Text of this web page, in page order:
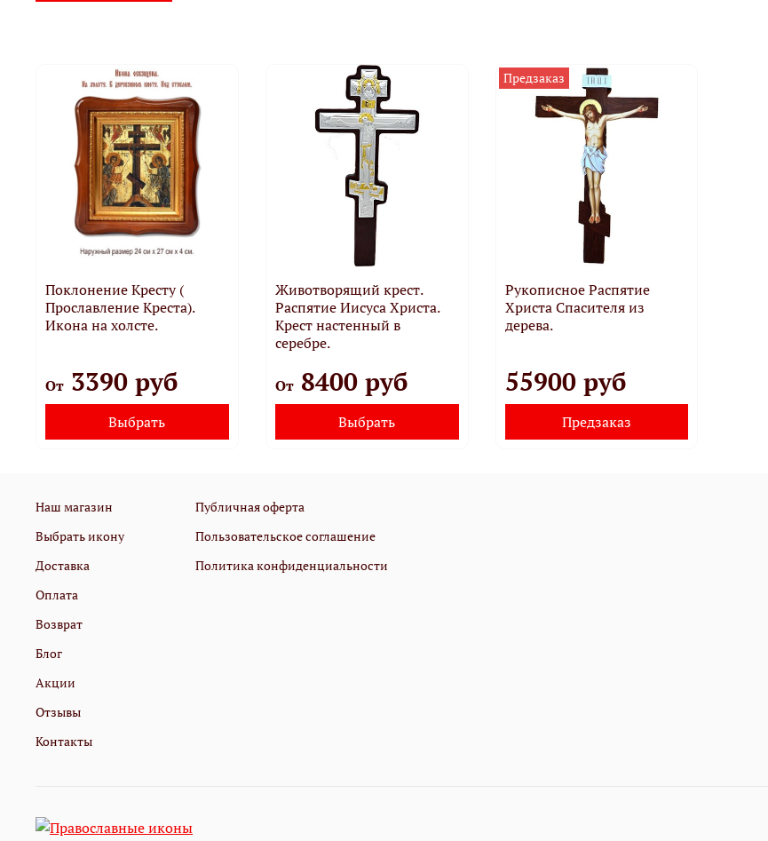
Поклонение Кресту (
Прославление Креста).
Икона на холсте.
От 3390 руб
Выбрать
Животворящий крест.
Распятие Иисуса Христа.
Крест настенный в
серебре.
От8400 руб
Выбрать
Предзаказ
Рукописное Распятие
Христа Спасителя из
дерева.
55900 руб
Предзаказ
Наш магазин
Выбрать икону
Доставка
Оплата
Возврат
Блог
Акции
Отзывы
Контакты
Публичная оферта
Пользовательское соглашение
Политика конфиденциальности